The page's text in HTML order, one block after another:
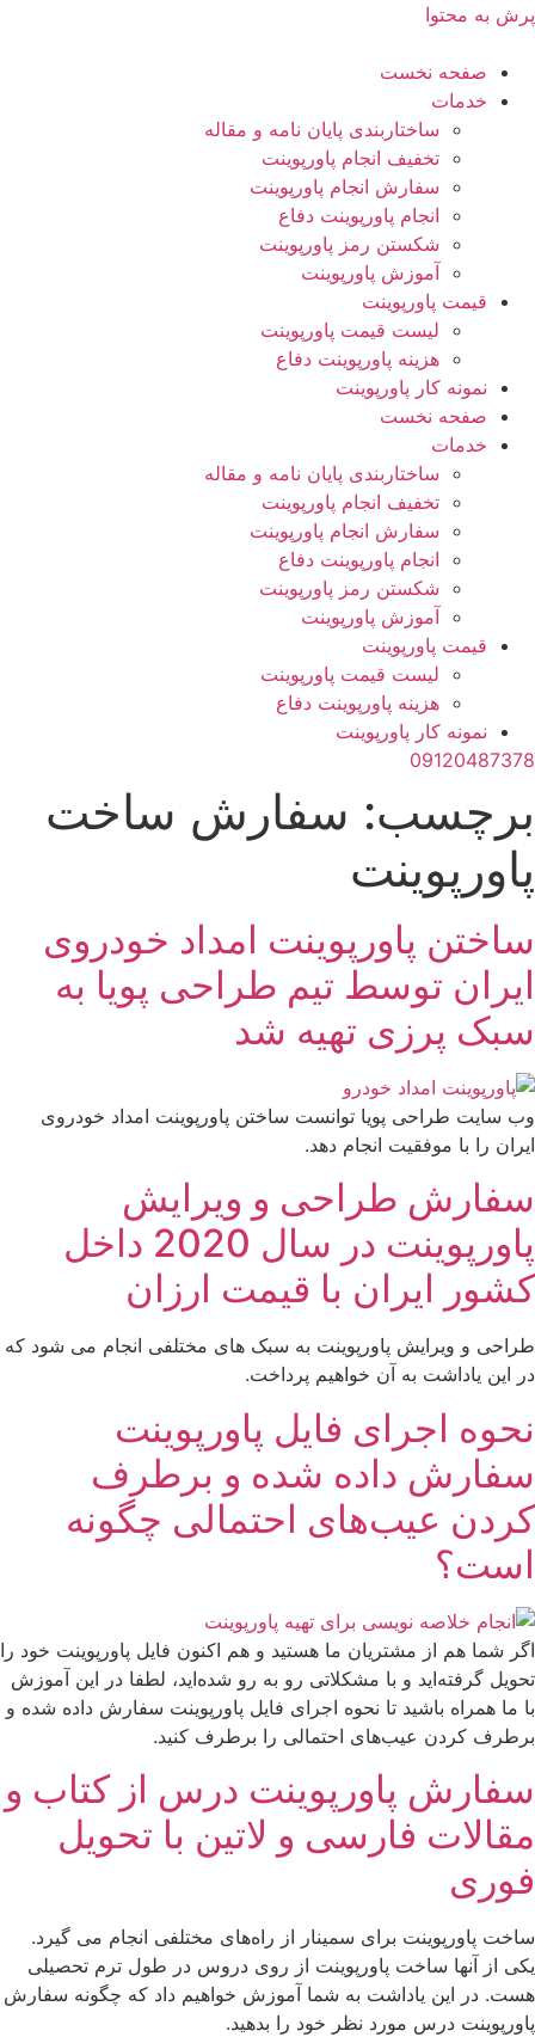
پرش به محتوا
صفحه نخست
خدمات
ساختاربندی پایان نامه و مقاله
تخفیف انجام پاورپوینت
سفارش انجام پاورپوینت
انجام پاورپوینت دفاع
شکستن رمز پاورپوینت
آموزش پاورپوینت
قیمت پاورپوینت
لیست قیمت پاورپوینت
هزینه پاورپوینت دفاع
نمونه کار پاورپوینت
صفحه نخست
خدمات
ساختاربندی پایان نامه و مقاله
تخفیف انجام پاورپوینت
سفارش انجام پاورپوینت
انجام پاورپوینت دفاع
شکستن رمز پاورپوینت
آموزش پاورپوینت
قیمت پاورپوینت
لیست قیمت پاورپوینت
هزینه پاورپوینت دفاع
نمونه کار پاورپوینت
09120487378
برچسب: سفارش ساخت
پاورپوینت
ساختن پاورپوینت امداد خودروی
ایران توسط تیم طراحی پویا به
سبک پرزی تهیه شد
وب سایت طراحی پویا توانست ساختن پاورپوینت امداد خودروی
ایران را با موفقیت انجام دهد.
سفارش طراحی و ویرایش
پاورپوینت در سال 2020 داخل
کشور ایران با قیمت ارزان
طراحی و ویرایش پاورپوینت به سبک های مختلفی انجام می شود که
در این یاداشت به آن خواهیم پرداخت.
نحوه اجرای فایل پاورپوینت
سفارش داده شده و برطرف
کردن عیب‌های احتمالی چگونه
است؟
اگر شما هم از مشتریان ما هستید و هم اکنون فایل پاورپوینت خود را
تحویل گرفته‌اید و با مشکلاتی رو به رو شده‌اید، لطفا در این آموزش
با ما همراه باشید تا نحوه اجرای فایل پاورپوینت سفارش داده شده و
برطرف کردن عیب‌های احتمالی را برطرف کنید.
سفارش پاورپوينت درس از کتاب و
مقالات فارسی و لاتین با تحویل
فوری
ساخت پاورپوینت برای سمینار از راه‌های مختلفی انجام می گیرد.
یکی از آنها ساخت پاورپوینت از روی دروس در طول ترم تحصیلی
هست. در این یاداشت به شما آموزش خواهیم داد که چگونه سفارش
پاورپوينت درس مورد نظر خود را بدهید.